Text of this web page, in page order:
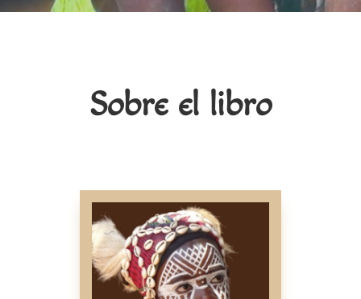
Sobre el libro